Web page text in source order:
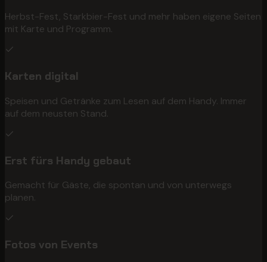
Herbst-Fest, Starkbier-Fest und mehr haben eigene Seiten
mit Karte und Programm.
Karten digital
Speisen und Getränke zum Lesen auf dem Handy. Immer
auf dem neusten Stand.
Erst fürs Handy gebaut
Gemacht für Gäste, die spontan und von unterwegs
planen.
Fotos von Events